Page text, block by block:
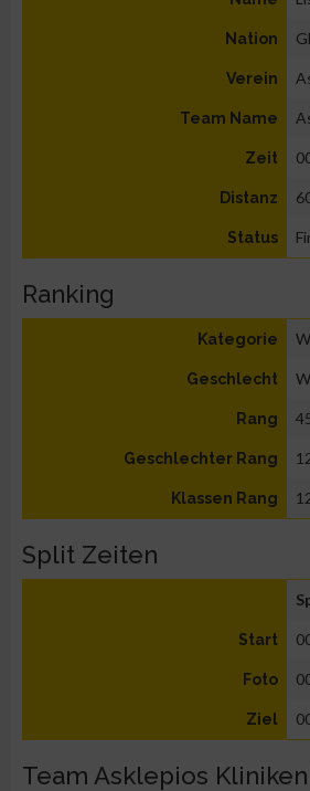
Nation
Verein
Team Name
Zeit
Distanz
Status
Ranking
Kategorie W
Geschlecht W
Rang
Geschlechter Rang
Klassen Rang
Split Zeiten
Start
Foto
Ziel
Team Asklepios